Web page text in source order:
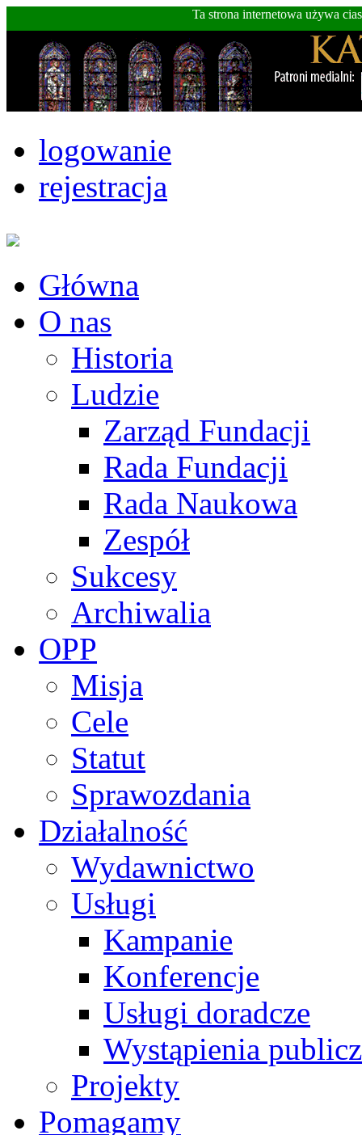
Ta strona internetowa używa
logowanie
rejestracja
Główna
O nas
Historia
Ludzie
Zarząd Fundacji
Rada Fundacji
Rada Naukowa
Zespół
Sukcesy
Archiwalia
OPP
Misja
Cele
Statut
Sprawozdania
Działalność
Wydawnictwo
Usługi
Kampanie
Konferencje
Usługi doradcze
Wystąpienia
Projekty
Pomagamy